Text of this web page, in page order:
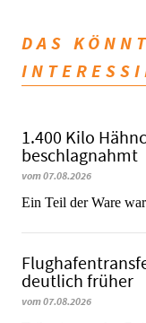
DAS
1.400 Kilo
beschlagnahmt
vom 07.08.2026
​​​​​​​Ein Teil der Ware
deutlich früher
vom 07.08.2026